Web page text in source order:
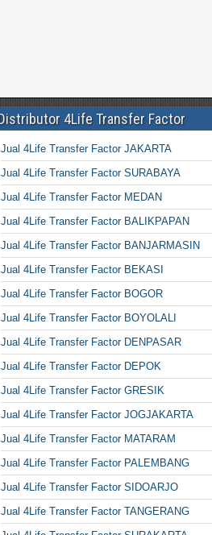
4Life Transfer Factor
Jual 4Life Transfer Factor JAKARTA
Jual 4Life Transfer Factor SURABAYA
Jual 4Life Transfer Factor MEDAN
Jual 4Life Transfer Factor BALIKPAPAN
Jual 4Life Transfer Factor BANJARMASIN
Jual 4Life Transfer Factor BEKASI
Jual 4Life Transfer Factor BOGOR
Jual 4Life Transfer Factor BOYOLALI
Jual 4Life Transfer Factor DENPASAR
Jual 4Life Transfer Factor DEPOK
Jual 4Life Transfer Factor GRESIK
Jual 4Life Transfer Factor JOGJAKARTA
Jual 4Life Transfer Factor MATARAM
Jual 4Life Transfer Factor PALEMBANG
Jual 4Life Transfer Factor SIDOARJO
Jual 4Life Transfer Factor TANGERANG